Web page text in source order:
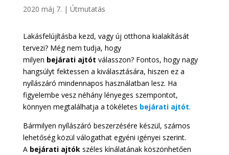
2020 máj 7. | Útmutatás
Lakásfelújításba kezd, vagy új otthona kialakítását
tervezi? Még nem tudja, hogy
milyen bejárati ajtót válasszon? Fontos, hogy nagy
hangsúlyt fektessen a kiválasztására, hiszen ez a
nyílászáró mindennapos használatban lesz. Ha
figyelembe vesz néhány lényeges szempontot,
könnyen megtalálhatja a tökéletes bejárati ajtót.
Bármilyen nyílászáró beszerzésére készül, számos
lehetőség közül válogathat egyéni igényei szerint.
A bejárati ajtókszéles kínálatának köszönhetően